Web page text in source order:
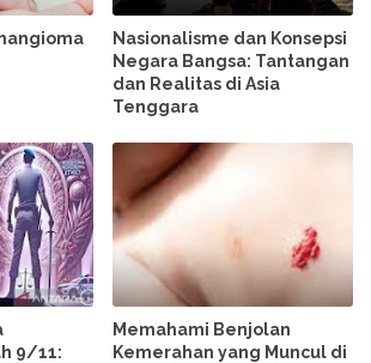
Nasionalisme dan Konsepsi
Negara Bangsa: Tantangan
dan Realitas di Asia
Tenggara
9/11:
Memahami Benjolan
Kemerahan yang Muncul di